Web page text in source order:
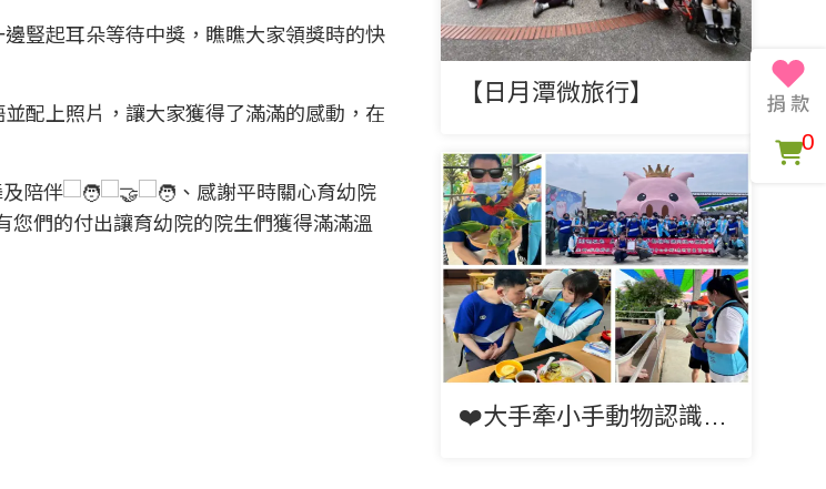
豎起耳朵等待中獎，瞧瞧大家領獎時的快
配上照片，讓大家獲得了滿滿的感動，在
陪伴
、感謝平時關心育幼院
您們的付出讓育幼院的院生們獲得滿滿溫
【日月潭微旅行】
❤️大手牽小手動物認識同理心體驗營 ❤️
0